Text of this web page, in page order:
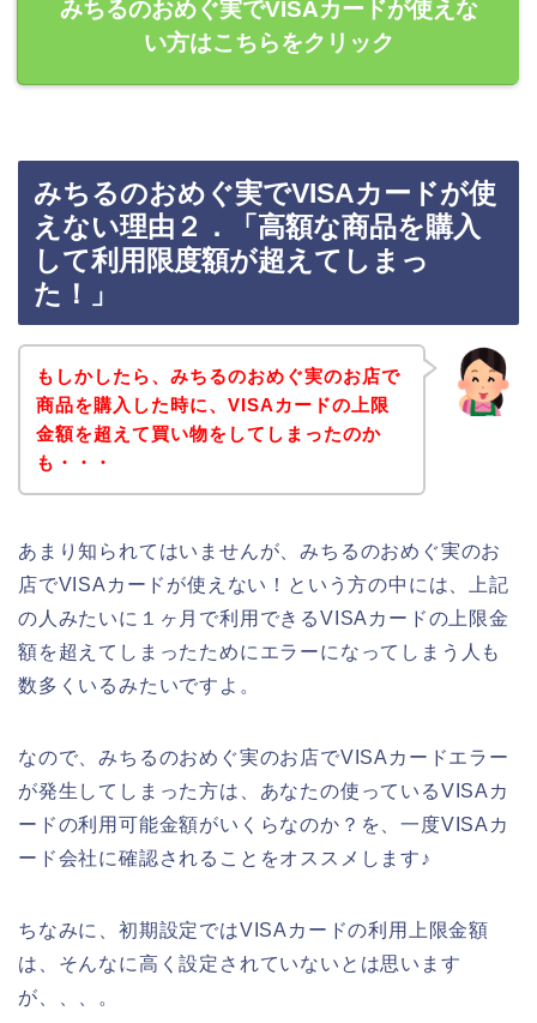
みちるのおめぐ実でVISAカードが使えな
い方はこちらをクリック
みちるのおめぐ実でVISAカードが使
えない理由２．「高額な商品を購入
して利用限度額が超えてしまっ
た！」
もしかしたら、みちるのおめぐ実のお店で
商品を購入した時に、VISAカードの上限
金額を超えて買い物をしてしまったのか
も・・・
あまり知られてはいませんが、みちるのおめぐ実のお
店でVISAカードが使えない！という方の中には、上記
の人みたいに１ヶ月で利用できるVISAカードの上限金
額を超えてしまったためにエラーになってしまう人も
数多くいるみたいですよ。
なので、みちるのおめぐ実のお店でVISAカードエラー
が発生してしまった方は、あなたの使っているVISAカ
ードの利用可能金額がいくらなのか？を、一度VISAカ
ード会社に確認されることをオススメします♪
ちなみに、初期設定ではVISAカードの利用上限金額
は、そんなに高く設定されていないとは思います
が、、、。